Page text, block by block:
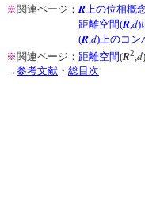
※関連ページ： R 上の位相概
距離空間(Rd)
(Rd)上のコン
※ 関連ページ： 距離空間(R2,d
→参考文献 ・ 総目次